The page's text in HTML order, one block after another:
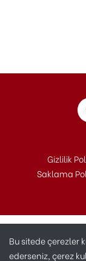
Gizlilik
Saklama
Bu sitede çerezler
ederseniz, çerez